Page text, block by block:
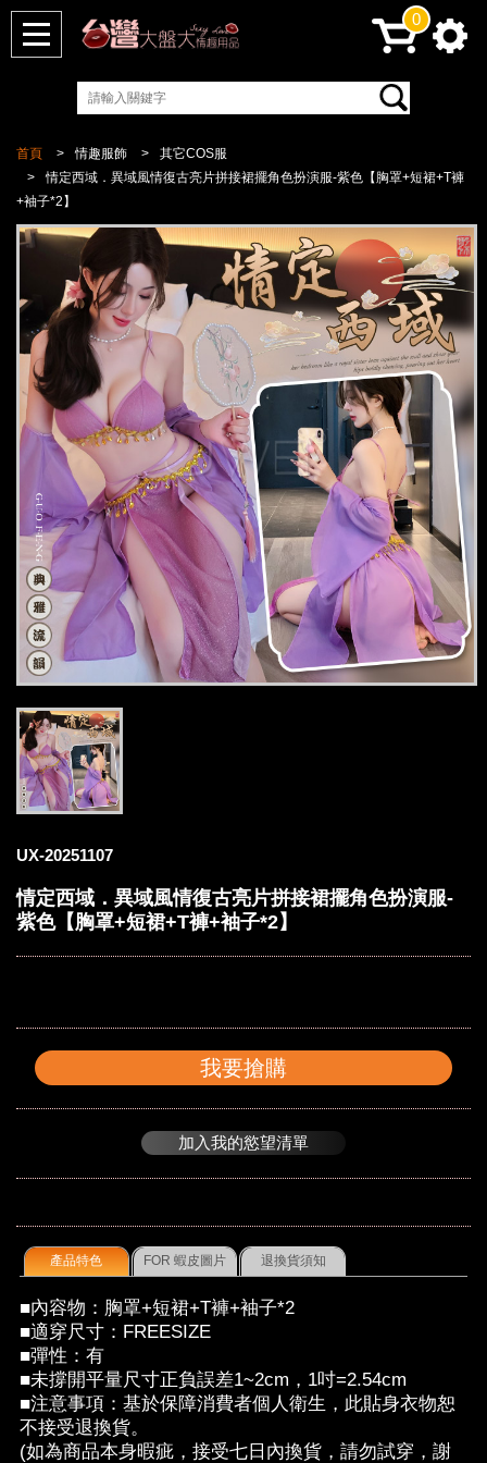
首頁 情趣服飾
其它COS服
情定西域．異域風情復古亮片拼接裙擺角色扮演服-紫色【胸罩+短裙+T褲
+袖子*2】
UX-20251107
情定西域．異域風情復古亮片拼接裙擺角色扮演服-
紫色【胸罩+短裙+T褲+袖子*2】
我要搶購
加入我的慾望清單
產品特色 FOR 蝦皮圖片 退換貨須知
■內容物：胸罩+短裙+T褲+袖子*2
■適穿尺寸：FREESIZE
■彈性：有
■未撐開平量尺寸正負誤差1~2cm，1吋=2.54cm
■注意事項：基於保障消費者個人衛生，此貼身衣物恕
不接受退換貨。
(如為商品本身暇疵，接受七日內換貨，請勿試穿，謝
0